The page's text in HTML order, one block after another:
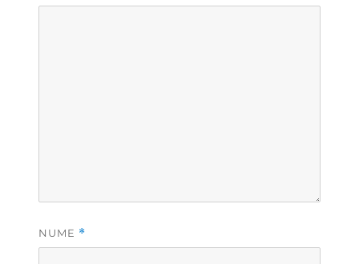
NUME *